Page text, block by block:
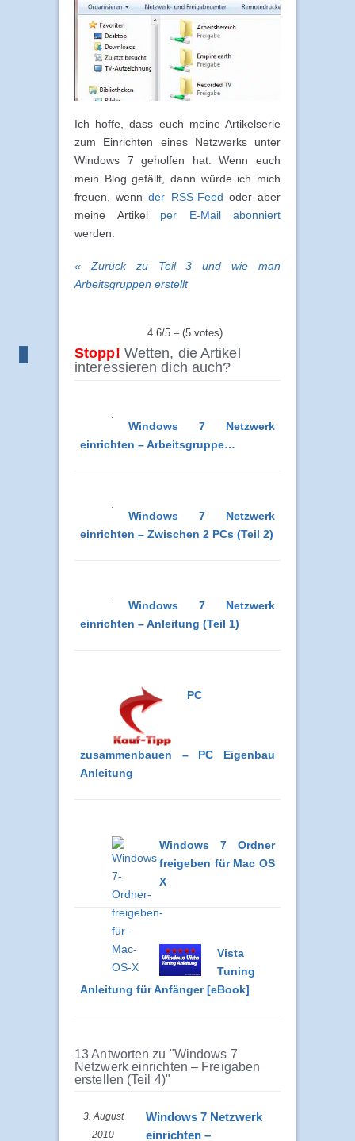
Ich hoffe, dass euch meine Artikelserie
zum Einrichten eines Netzwerks unter
Windows 7 geholfen hat. Wenn euch
mein Blog gefällt, dann würde ich mich
freuen, wennder RSS-Feed oder aber
meine Artikel per E-Mail abonniert
werden.
« Zurück zu Teil 3 und wie man
Arbeitsgruppen erstellt
4.6/5 – (5 votes)
Stopp! Wetten, die Artikel
interessieren dich auch?
Windows 7 Netzwerk
einrichten – Arbeitsgruppe…
Windows 7 Netzwerk
einrichten – Zwischen 2 PCs (Teil 2)
Windows 7 Netzwerk
einrichten – Anleitung (Teil 1)
PC
zusammenbauen – PC Eigenbau
Anleitung
Windows 7 Ordner
freigeben für Mac OS
X
Vista
Tuning
Anleitung für Anfänger [eBook]
13 Antworten zu "Windows 7
Netzwerk einrichten – Freigaben
erstellen (Teil 4)"
3. August
2010
Windows 7 Netzwerk
einrichten –